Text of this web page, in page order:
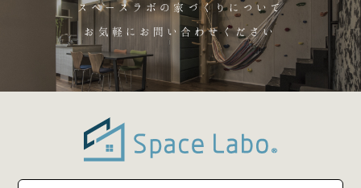
スペースラボの家づくりについて
お気軽にお問い合わせください